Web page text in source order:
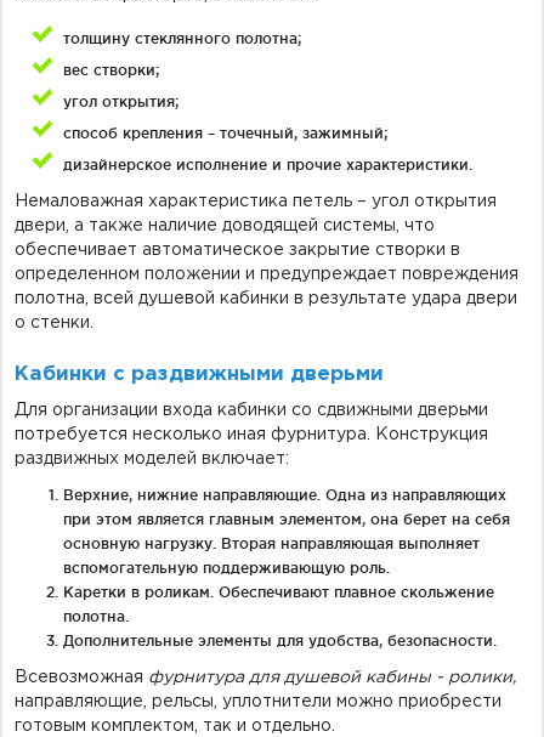
толщину стеклянного полотна;
вес створки;
угол открытия;
способ крепления – точечный, зажимный;
дизайнерское исполнение и прочие характеристики.
Немаловажная характеристика петель – угол открытия
двери, а также наличие доводящей системы, что
обеспечивает автоматическое закрытие створки в
определенном положении и предупреждает повреждения
полотна, всей душевой кабинки в результате удара двери
о стенки.
Кабинки с раздвижными дверьми
Для организации входа кабинки со сдвижными дверьми
потребуется несколько иная фурнитура. Конструкция
раздвижных моделей включает:
Верхние, нижние направляющие. Одна из направляющих
при этом является главным элементом, она берет на себя
основную нагрузку. Вторая направляющая выполняет
вспомогательную поддерживающую роль.
Каретки в роликам. Обеспечивают плавное скольжение
полотна.
Дополнительные элементы для удобства, безопасности.
Всевозможная фурнитура для душевой кабины - ролики,
направляющие, рельсы, уплотнители можно приобрести
готовым комплектом, так и отдельно.